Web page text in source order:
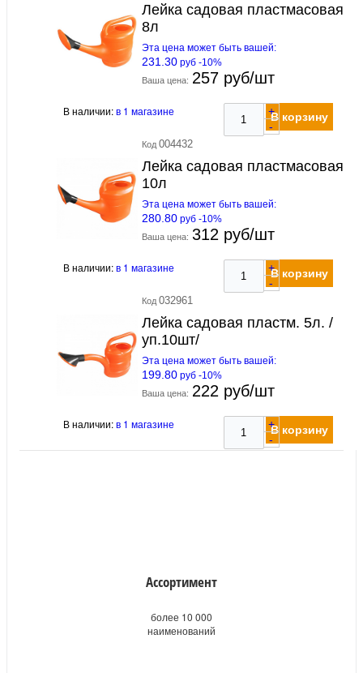
Лейка садовая пластмасовая
8л
Эта цена может быть вашей:
231.30 руб -10%
Ваша цена: 257 руб/шт
В наличии:в 1 магазине
+
-
В корзину
Код 004432
Лейка садовая пластмасовая
10л
Эта цена может быть вашей:
280.80 руб -10%
Ваша цена: 312 руб/шт
В наличии:в 1 магазине
+
-
В корзину
Код 032961
Лейка садовая пластм. 5л. /
уп.10шт/
Эта цена может быть вашей:
199.80 руб -10%
Ваша цена: 222 руб/шт
В наличии:в 1 магазине
+
-
В корзину
Ассортимент
более 10 000
наименований